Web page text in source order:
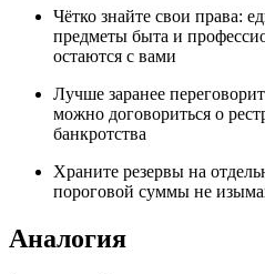
Чётко знайте свои права:
предметы быта и
остаются с вами
Лучше заранее
можно договориться о
банкротства
Храните резервы на
пороговой суммы не
Аналогия